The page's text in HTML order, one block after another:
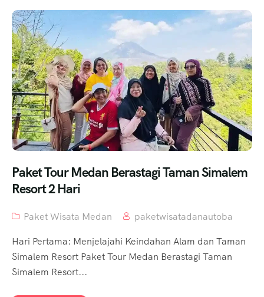
Paket Tour Medan Berastagi Taman Simalem
Resort 2 Hari
Paket Wisata Medan
paketwisatadanautoba
Hari Pertama: Menjelajahi Keindahan Alam dan Taman
Simalem Resort Paket Tour Medan Berastagi Taman
Simalem Resort...